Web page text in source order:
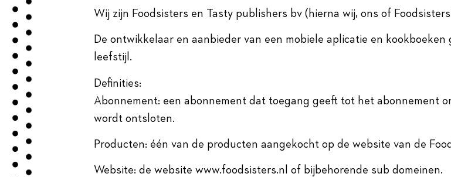
Wij zijn Foodsisters en Tasty publishers bv (hierna wij, ons of
De ontwikkelaar en aanbieder van een mobiele aplicatie en kookboeken
leefstijl.
Definities:
Abonnement: een abonnement dat toegang geeft tot het abonnement
wordt ontsloten.
Producten: één van de producten aangekocht op de website van de
Website: de website www.foodsisters.nl of bijbehorende sub domeinen.